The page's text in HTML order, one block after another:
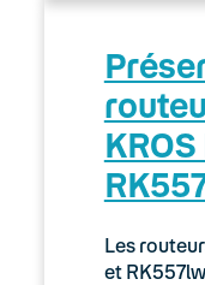
Les
et